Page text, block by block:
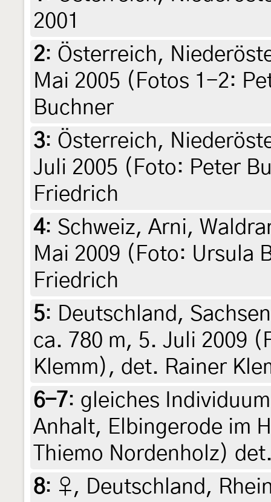
2001
2: Österreich,
Mai 2005 (Fotos 1-2:
Buchner
3: Österreich,
Juli 2005 (Foto: Peter
Friedrich
4: Schweiz, Arni,
Mai 2009 (Foto: Ursula
Friedrich
5: Deutschland,
ca. 780 m, 5. Juli 2009
Klemm), det. Rainer
6-7: gleiches
Anhalt, Elbingerode im
Thiemo Nordenholz)
8: ♀, Deutschland,